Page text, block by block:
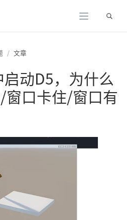
展开
文章
动D5，为什么
窗口卡住/窗口有